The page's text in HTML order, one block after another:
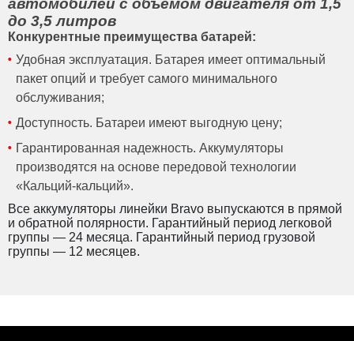
автомобилей с объемом двигателя от 1,5
до 3,5 литров
Конкурентные преимущества батарей:
Удобная эксплуатация. Батарея имеет оптимальный
пакет опций и требует самого минимального
обслуживания;
Доступность. Батареи имеют выгодную цену;
Гарантированная надежность. Аккумуляторы
производятся на основе передовой технологии
«Кальций-кальций».
Все аккумуляторы линейки Bravo выпускаются в прямой
и обратной полярности. Гарантийный период легковой
группы — 24 месяца. Гарантийный период грузовой
группы — 12 месяцев.